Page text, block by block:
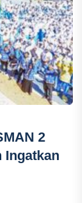
2
Ingatkan